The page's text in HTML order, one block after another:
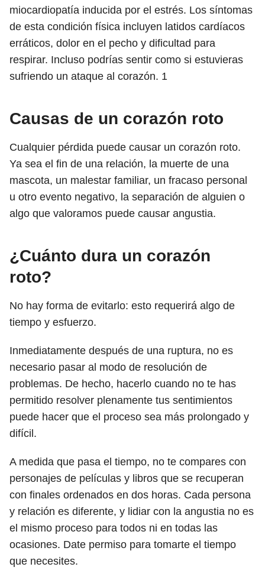
miocardiopatía inducida por el estrés. Los síntomas
de esta condición física incluyen latidos cardíacos
erráticos, dolor en el pecho y dificultad para
respirar. Incluso podrías sentir como si estuvieras
sufriendo un ataque al corazón. 1
Causas de un corazón roto
Cualquier pérdida puede causar un corazón roto.
Ya sea el fin de una relación, la muerte de una
mascota, un malestar familiar, un fracaso personal
u otro evento negativo, la separación de alguien o
algo que valoramos puede causar angustia.
¿Cuánto dura un corazón
roto?
No hay forma de evitarlo: esto requerirá algo de
tiempo y esfuerzo.
Inmediatamente después de una ruptura, no es
necesario pasar al modo de resolución de
problemas. De hecho, hacerlo cuando no te has
permitido resolver plenamente tus sentimientos
puede hacer que el proceso sea más prolongado y
difícil.
A medida que pasa el tiempo, no te compares con
personajes de películas y libros que se recuperan
con finales ordenados en dos horas. Cada persona
y relación es diferente, y lidiar con la angustia no es
el mismo proceso para todos ni en todas las
ocasiones. Date permiso para tomarte el tiempo
que necesites.